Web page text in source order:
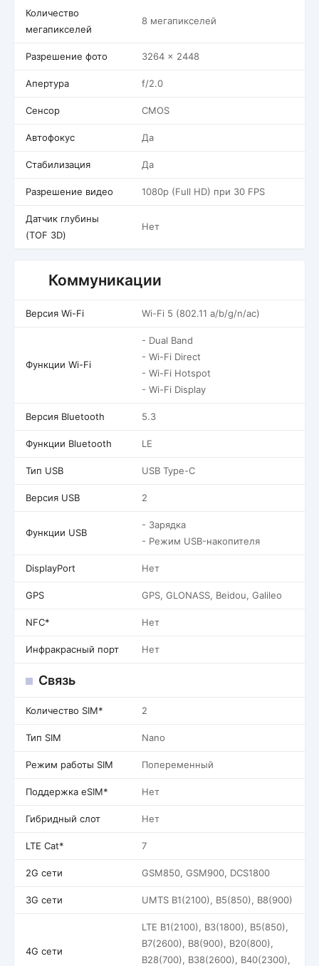
Количество
мегапикселей
8 мегапикселей
Разрешение фото 3264 x 2448
Апертура f/2.0
Сенсор CMOS
Автофокус Да
Стабилизация Да
Разрешение видео 1080p (Full HD) при 30 FPS
Датчик глубины
(TOF 3D)
Нет
Коммуникации
Версия Wi-Fi Wi-Fi 5 (802.11 a/b/g/n/ac)
Функции Wi-Fi
- Dual Band
- Wi-Fi Direct
- Wi-Fi Hotspot
- Wi-Fi Display
Версия Bluetooth 5.3
Функции Bluetooth LE
Тип USB USB Type-C
Версия USB 2
Функции USB
- Зарядка
- Режим USB-накопителя
DisplayPort Нет
GPS GPS, GLONASS, Beidou, Galileo
NFC* Нет
Инфракрасный порт Нет
Связь
Количество SIM* 2
Тип SIM Nano
Режим работы SIM Попеременный
Поддержка eSIM* Нет
Гибридный слот Нет
LTE Cat* 7
2G сети GSM850, GSM900, DCS1800
3G сети UMTS B1(2100), B5(850), B8(900)
4G сети
LTE B1(2100), B3(1800), B5(850),
B7(2600), B8(900), B20(800),
B28(700), B38(2600), B40(2300),